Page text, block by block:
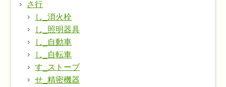
さ行
し_消火栓
し_照明器具
し_自動車
し_自転車
す_ストーブ
せ_精密機器